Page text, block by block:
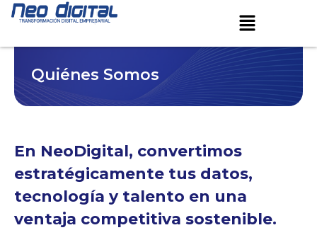
contenido
Menú
Quiénes Somos
En NeoDigital, convertimos
estratégicamente tus datos,
tecnología y talento en una
ventaja competitiva sostenible.